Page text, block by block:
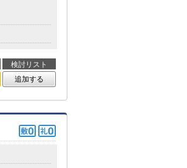
検討リスト
追加する